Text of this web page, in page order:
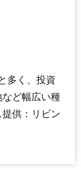
多く、投資
ど幅広い種
供：リビン